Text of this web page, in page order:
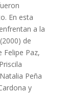
En esta
a la
de
Felipe Paz,
Peña
y